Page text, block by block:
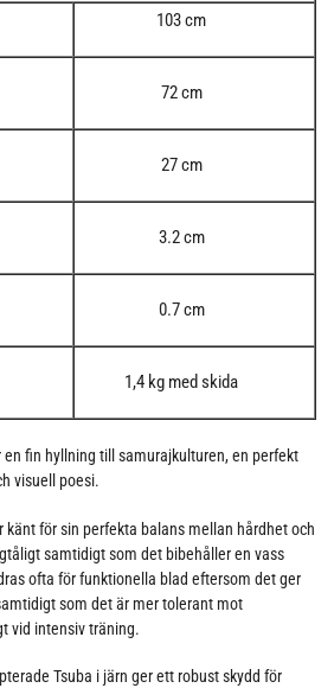
103 cm
72 cm
27 cm
3.2 cm
0.7 cm
1,4 kg med skida
en fin hyllning till samurajkulturen, en perfekt
visuell poesi.
känt för sin perfekta balans mellan hårdhet och
samtidigt som det bibehåller en vass
ofta för funktionella blad eftersom det ger
som det är mer tolerant mot
vid intensiv träning.
Tsuba i järn ger ett robust skydd för